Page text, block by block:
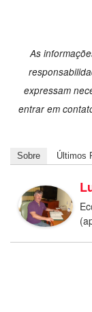
As
expressam
entrar em
Sobre Últimos